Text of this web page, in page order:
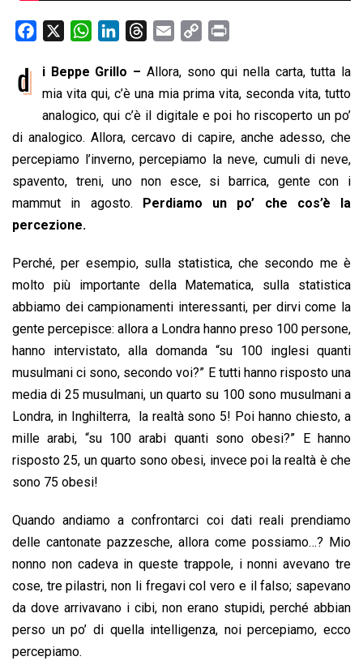
e
b
o
o
k
W
a
t
s
A
p
p
n
k
e
d
I
n
r
e
a
d
s
a
i
l
p
y
L
i
n
i
n
t
d i Beppe Grillo – Allora, sono qui nella carta, tutta la
mia vita qui, c’è una mia prima vita, seconda vita, tutto
analogico, qui c’è il digitale e poi ho riscoperto un po’
di analogico. Allora, cercavo di capire, anche adesso, che
percepiamo l’inverno, percepiamo la neve, cumuli di neve,
spavento, treni, uno non esce, si barrica, gente con i
mammut in agosto.
Perdiamo un po’ che cos’è la
percezione.
Perché, per esempio, sulla statistica, che secondo me è
molto più importante della Matematica, sulla statistica
abbiamo dei campionamenti interessanti, per dirvi come la
gente percepisce: allora a Londra hanno preso 100 persone,
hanno intervistato, alla domanda “su 100 inglesi quanti
musulmani ci sono, secondo voi?” E tutti hanno risposto una
media di 25 musulmani, un quarto su 100 sono musulmani a
Londra, in Inghilterra, la realtà sono 5! Poi hanno chiesto, a
mille arabi, “su 100 arabi quanti sono obesi?” E hanno
risposto 25, un quarto sono obesi, invece poi la realtà è che
sono 75 obesi!
Quando andiamo a confrontarci coi dati reali prendiamo
delle cantonate pazzesche, allora come possiamo…? Mio
nonno non cadeva in queste trappole, i nonni avevano tre
cose, tre pilastri, non li fregavi col vero e il falso; sapevano
da dove arrivavano i cibi, non erano stupidi, perché abbian
perso un po’ di quella intelligenza, noi percepiamo, ecco
percepiamo.